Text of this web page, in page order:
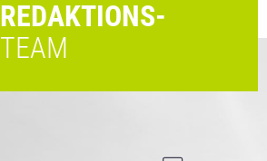
REDAKTIONS-
TEAM